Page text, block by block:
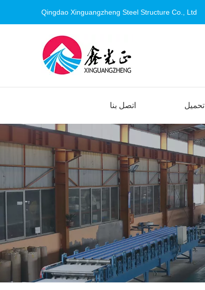
Qingdao Xinguangzheng Steel Structure Co., Ltd
تحميل اتصل بنا